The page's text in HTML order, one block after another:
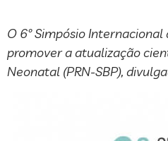
O 6º Simpósio
promover a atualização
Neonatal (PRN-SBP),